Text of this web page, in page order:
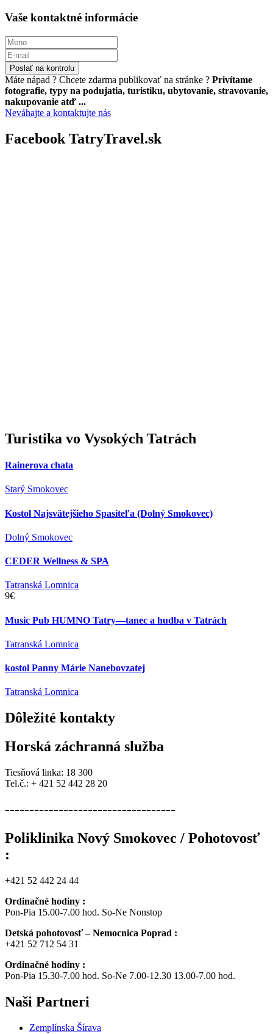
Vaše kontaktné informácie
Poslať na kontrolu
Máte nápad ? Chcete zdarma publikovať na stránke ? Privítame
fotografie, typy na podujatia, turistiku, ubytovanie, stravovanie,
nakupovanie atď ...
Neváhajte a kontaktujte nás
Facebook TatryTravel.sk
Turistika vo Vysokých Tatrách
Rainerova chata
Starý Smokovec
Kostol Najsvätejšieho Spasiteľa (Dolný Smokovec)
Dolný Smokovec
CEDER Wellness & SPA
Tatranská Lomnica
9€
Music Pub HUMNO Tatry—tanec a hudba v Tatrách
Tatranská Lomnica
kostol Panny Márie Nanebovzatej
Tatranská Lomnica
Dôležité kontakty
Horská záchranná služba
Tiesňová linka: 18 300
Tel.č.: + 421 52 442 28 20
-----------------------------------
Poliklinika Nový Smokovec / Pohotovosť
:
+421 52 442 24 44
Ordinačné hodiny :
Pon-Pia 15.00-7.00 hod. So-Ne Nonstop
Detská pohotovosť – Nemocnica Poprad :
+421 52 712 54 31
Ordinačné hodiny :
Pon-Pia 15.30-7.00 hod. So-Ne 7.00-12.30 13.00-7.00 hod.
Naši Partneri
Zemplínska Šírava